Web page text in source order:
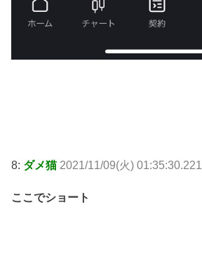
8: ダメ猫 2021/11/09(火) 01:35:30.221
ここでショート